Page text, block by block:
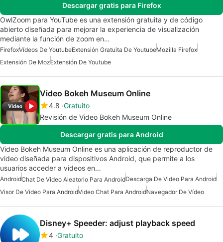
Descargar gratis para Firefox
OwlZoom para YouTube es una extensión gratuita y de código
abierto diseñada para mejorar la experiencia de visualización
mediante la función de zoom en…
FirefoxVídeos De YoutubeExtensión Gratuita De YoutubeMozilla Firefox
Extensión De MozExtensión De Youtube
Video Bokeh Museum Online
4.8 Gratuito
Revisión de Video Bokeh Museum Online
Descargar gratis para Android
Video Bokeh Museum Online es una aplicación de reproductor de
video diseñada para dispositivos Android, que permite a los
usuarios acceder a videos en…
AndroidChat De Video Aleatorio Para AndroidDescarga De Video Para Android
Visor De Video Para AndroidVideo Chat Para AndroidNavegador De Vídeo
Disney+ Speeder: adjust playback speed
4 Gratuito